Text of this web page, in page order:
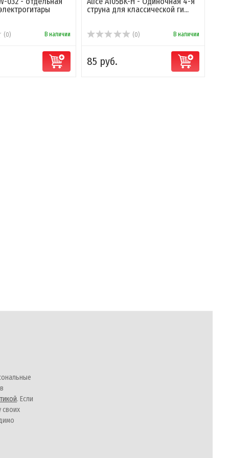
(0) В наличии
струна для классической ги...
(0) В наличии
85 руб.
. Если
своих